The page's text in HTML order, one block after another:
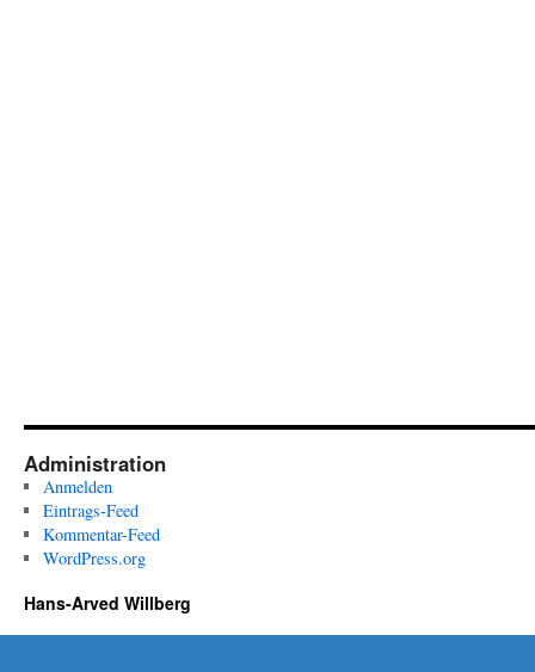
Administration
Anmelden
Eintrags-Feed
Kommentar-Feed
WordPress.org
Hans-Arved Willberg